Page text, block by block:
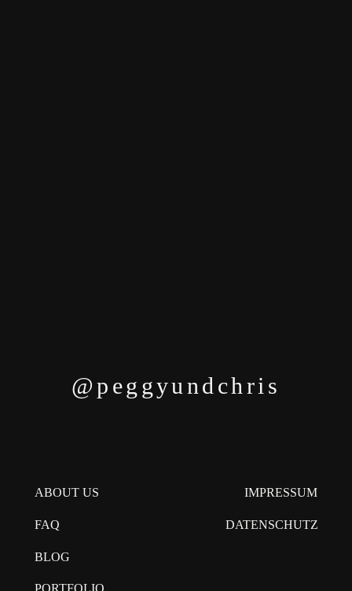
ABOUT US IMPRESSUM
FAQ DATENSCHUTZ
BLOG
@peggyundchris